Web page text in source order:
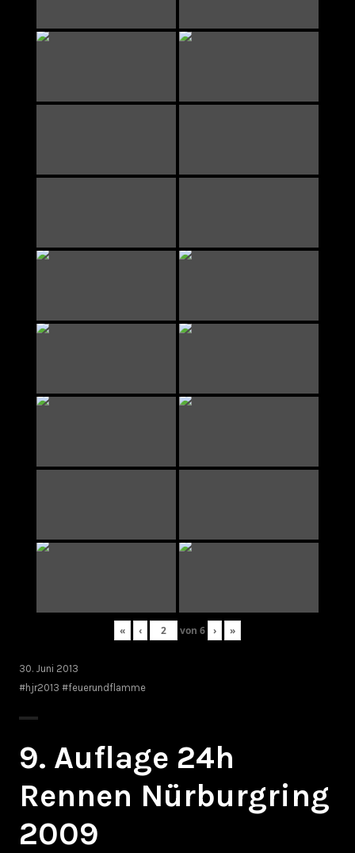
« ‹ von 6 › »
30. Juni 2013
#hjr2013 #feuerundflamme
9. Auflage 24h
Rennen Nürburgring
2009